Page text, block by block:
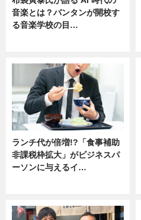
音楽とは？バンタンが開校す
る音楽学校の目…
ランチ代が倍増!?「食事補助
非課税枠拡大」がビジネスパ
ーソンに与えるイ…